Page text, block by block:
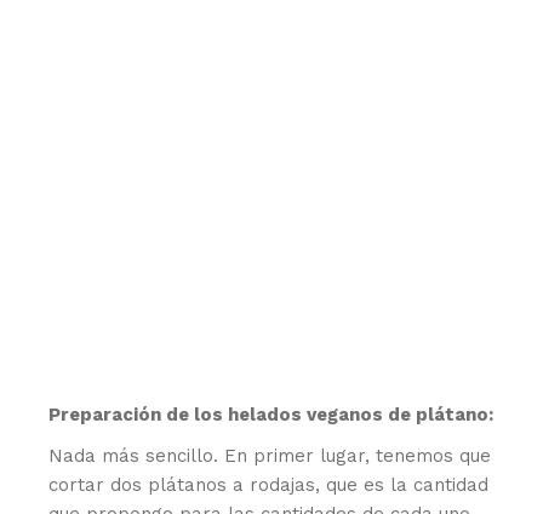
Preparación de los helados veganos de plátano:
Nada más sencillo. En primer lugar, tenemos que
cortar dos plátanos a rodajas, que es la cantidad